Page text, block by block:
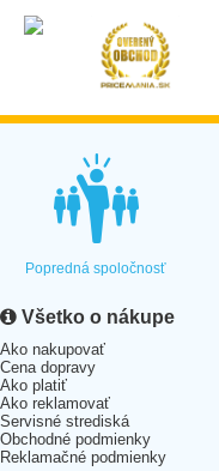
Popredná spoločnosť
Všetko o nákupe
Ako nakupovať
Cena dopravy
Ako platiť
Ako reklamovať
Servisné strediská
Obchodné podmienky
Reklamačné podmienky